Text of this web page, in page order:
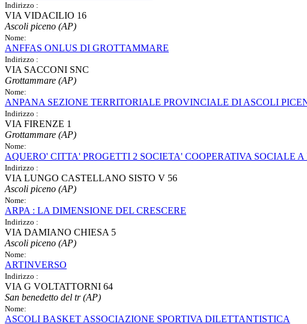
Indirizzo :
VIA VIDACILIO 16
Ascoli piceno (AP)
Nome:
ANFFAS ONLUS DI GROTTAMMARE
Indirizzo :
VIA SACCONI SNC
Grottammare (AP)
Nome:
ANPANA SEZIONE TERRITORIALE PROVINCIALE DI ASCOLI
Indirizzo :
VIA FIRENZE 1
Grottammare (AP)
Nome:
AQUERO' CITTA' PROGETTI 2 SOCIETA' COOPERATIVA SOCIALE A
Indirizzo :
VIA LUNGO CASTELLANO SISTO V 56
Ascoli piceno (AP)
Nome:
ARPA : LA DIMENSIONE DEL CRESCERE
Indirizzo :
VIA DAMIANO CHIESA 5
Ascoli piceno (AP)
Nome:
ARTINVERSO
Indirizzo :
VIA G VOLTATTORNI 64
San benedetto del tr (AP)
Nome:
ASCOLI BASKET ASSOCIAZIONE SPORTIVA DILETTANTISTICA